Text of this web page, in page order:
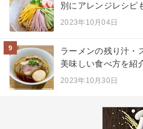
別にアレンジレシピ
2023年10月04日
9
ラーメンの残り汁・
美味しい食べ方を紹
2023年10月30日